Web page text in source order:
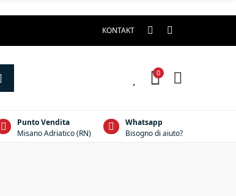
KONTAKT
0
Punto Vendita
Misano Adriatico (RN)
Whatsapp
Bisogno di aiuto?